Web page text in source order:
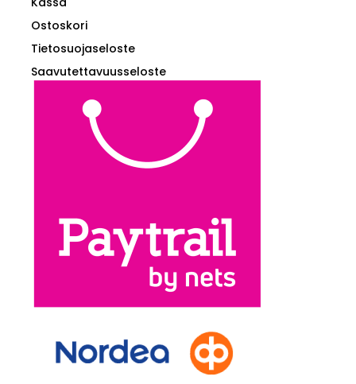
Ostoskori
Tietosuojaseloste
Saavutettavuusseloste